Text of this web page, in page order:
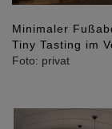
Minimaler
Tiny Tasting im
Foto: privat